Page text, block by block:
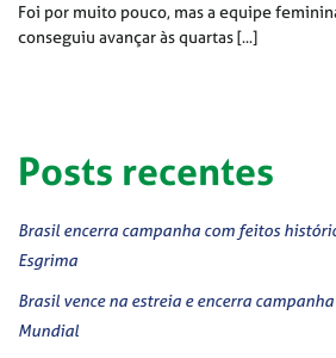
Foi por muito pouco, mas a equipe
conseguiu avançar às quartas [...]
Posts recentes
Brasil encerra campanha com feitos
Esgrima
Brasil vence na estreia e encerra
Mundial